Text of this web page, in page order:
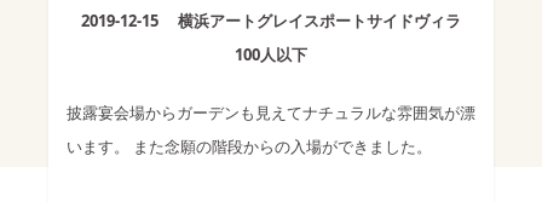
2019-12-15
横浜アートグレイスポートサイドヴィラ
100人以下
披露宴会場からガーデンも見えてナチュラルな雰囲気が漂
います。 また念願の階段からの入場ができました。